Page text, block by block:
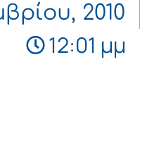
2010
12:01 μμ